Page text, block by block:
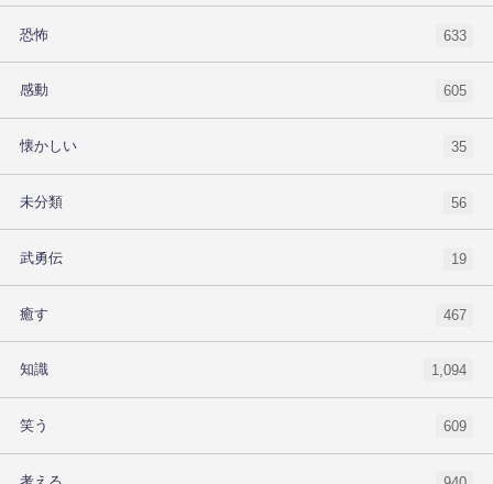
恐怖 633
感動 605
懐かしい 35
未分類 56
武勇伝 19
癒す 467
知識 1,094
笑う 609